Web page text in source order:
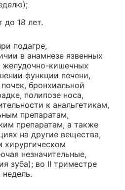
до 18 лет.
подагре,
в анамнезе язвенных
кишечных
функции печени,
бронхиальной
полипозе носа,
к анальгетикам,
препаратам,
препаратам, а также
на другие вещества,
хирургическом
незначительные,
зуба); во II триместре